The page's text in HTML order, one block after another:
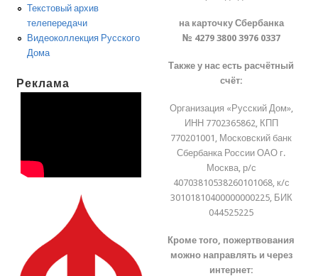
Текстовый архив
телепередачи
Видеоколлекция Русского
Дома
Реклама
на карточку Сбербанка
№ 4279 3800 3976 0337
Также у нас есть расчётный
счёт:
Организация «Русский Дом»,
ИНН 7702365862, КПП
770201001, Московский банк
Сбербанка России ОАО г.
Москва, р/с
40703810538260101068, к/с
30101810400000000225, БИК
044525225
Кроме того, пожертвования
можно направлять и через
интернет: